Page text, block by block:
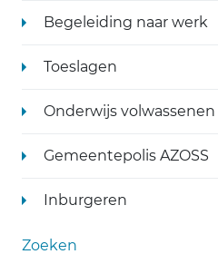
Begeleiding naar werk
Toeslagen
Onderwijs volwassenen
Gemeentepolis AZOSS
Inburgeren
Zoeken